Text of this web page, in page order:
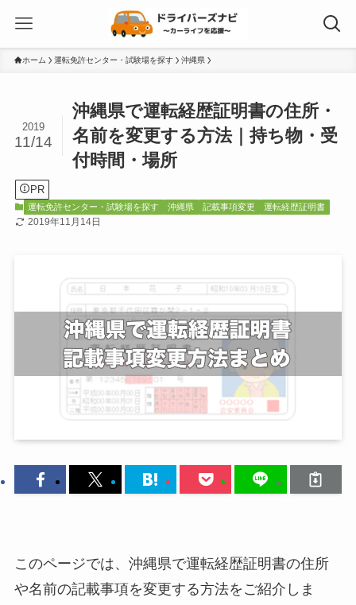
ホーム 運転免許センター・試験場を探す 沖縄県
沖縄県で運転経歴証明書の住所・
名前を変更する方法｜持ち物・受
付時間・場所
2019
11/14
PR
運転免許センター・試験場を探す 沖縄県 記載事項変更 運転経歴証明書
2019年11月14日
このページでは、沖縄県で運転経歴証明書の住所
や名前の記載事項を変更する方法をご紹介しま